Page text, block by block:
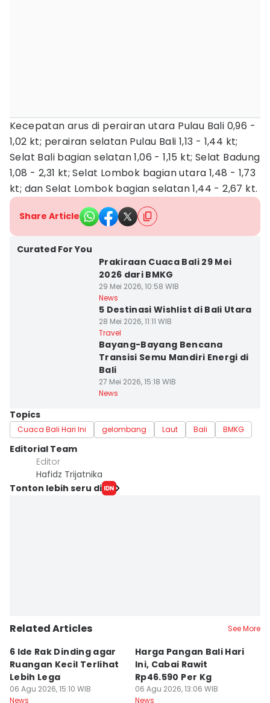
Kecepatan arus di perairan utara Pulau Bali 0,96 -
1,02 kt; perairan selatan Pulau Bali 1,13 - 1,44 kt;
Selat Bali bagian selatan 1,06 - 1,15 kt; Selat Badung
1,08 - 2,31 kt; Selat Lombok bagian utara 1,48 - 1,73
kt; dan Selat Lombok bagian selatan 1,44 - 2,67 kt.
Share Article
Curated For You
Prakiraan Cuaca Bali 29 Mei
2026 dari BMKG
29 Mei 2026, 10:58 WIB
News
5 Destinasi Wishlist di Bali Utara
28 Mei 2026, 11:11 WIB
Travel
Bayang-Bayang Bencana
Transisi Semu Mandiri Energi di
Bali
27 Mei 2026, 15:18 WIB
News
Topics
Cuaca Bali Hari Ini gelombang Laut Bali BMKG
Editorial Team
Editor
Hafidz Trijatnika
Tonton lebih seru di
Related Articles See More
6 Ide Rak Dinding agar
Ruangan Kecil Terlihat
Lebih Lega
06 Agu 2026, 15:10 WIB
News
Harga Pangan Bali Hari
Ini, Cabai Rawit
Rp46.590 Per Kg
06 Agu 2026, 13:06 WIB
News